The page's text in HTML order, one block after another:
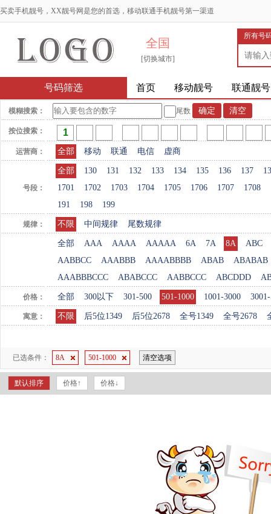
买卖手机靓号，XX靓号网是您的首选，移动联通手机靓号第一渠道
全国
[切换城市]
所有号
号码筛选 首页 移动靓号 联通靓号
模糊搜索： 尾数
按位搜索：
运营商： 全部 移动 联通 电信 虚商
号段：
全部 130 131 132 133 134 135 136 137
1701
1702 1703 1704 1705 1706 1707 1708
191
198 199
规律： 不限 中间规律 尾数规律
全部 AAA AAAA AAAAA 6A 7A 8A
ABC
AABBCC
AAABBB AAAABBBB ABAB
ABABAB
AAABBBCCC
ABABCCC AABBCCC ABCDDD
价格： 全部 300以下 301-500 501-1000 1001-3000
寓意： 不限 后5位1349 后5位2678 全号1349 全号2678
已选条件： 8A 501-1000 清空选项
默认排序 价格↑ 价格↓